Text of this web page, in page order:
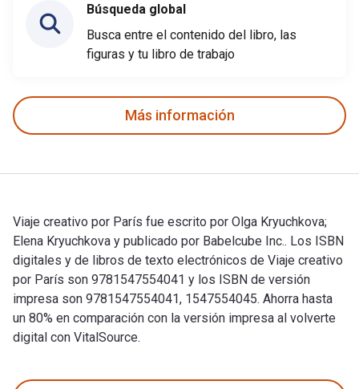
Búsqueda global
Busca entre el contenido del libro, las
figuras y tu libro de trabajo
Más información
Viaje creativo por París fue escrito por Olga Kryuchkova;
Elena Kryuchkova y publicado por Babelcube Inc.. Los ISBN
digitales y de libros de texto electrónicos de Viaje creativo
por París son 9781547554041 y los ISBN de versión
impresa son 9781547554041, 1547554045. Ahorra hasta
un 80% en comparación con la versión impresa al volverte
digital con VitalSource.